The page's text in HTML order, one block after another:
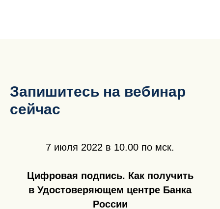
Запишитесь на вебинар
сейчас
7 июля 2022 в 10.00 по мск.
Цифровая подпись. Как получить
в Удостоверяющем центре Банка
России